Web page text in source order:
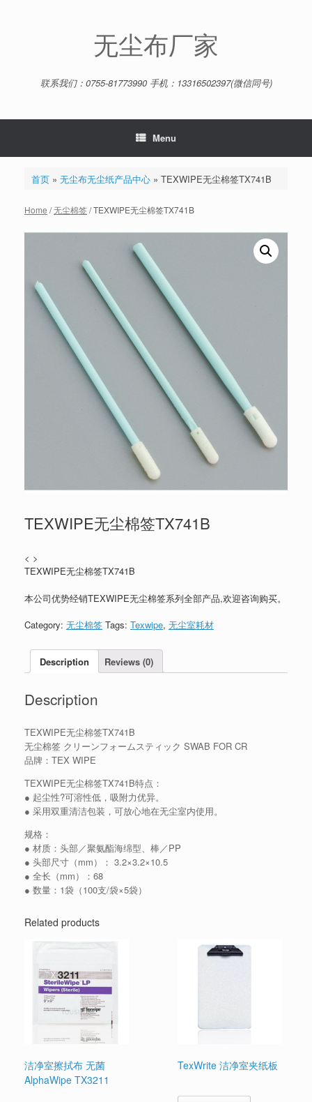
无尘布厂家
联系我们：0755-81773990 手机：13316502397(微信同号)
Menu
首页» 无尘布无尘纸产品中心» TEXWIPE无尘棉签TX741B
Home /无尘棉签/ TEXWIPE无尘棉签TX741B
TEXWIPE无尘棉签TX741B
< >
TEXWIPE无尘棉签TX741B
本公司优势经销TEXWIPE无尘棉签系列全部产品,欢迎咨询购买。
Category: 无尘棉签 Tags: Texwipe, 无尘室耗材
Description Reviews (0)
Description
TEXWIPE无尘棉签TX741B
无尘棉签 クリーンフォームスティック SWAB FOR CR
品牌：TEX WIPE
TEXWIPE无尘棉签TX741B特点：
● 起尘性?可溶性低，吸附力优异。
● 采用双重清洁包装，可放心地在无尘室内使用。
规格：
● 材质：头部／聚氨酯海绵型、棒／PP
● 头部尺寸（mm）： 3.2×3.2×10.5
● 全长（mm）：68
● 数量：1袋（100支/袋×5袋）
Related products
洁净室擦拭布 无菌
AlphaWipe TX3211
TexWrite 洁净室夹纸板